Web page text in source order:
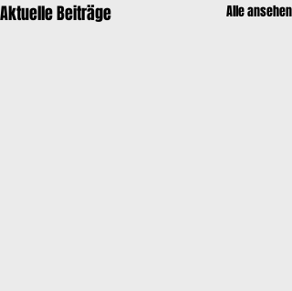
Aktuelle Beiträge Alle ansehen